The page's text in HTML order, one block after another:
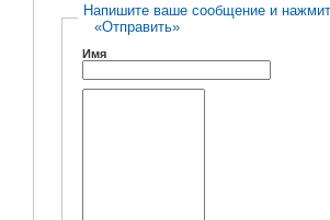
Напишите ваше сообщение и
«Отправить»
Имя